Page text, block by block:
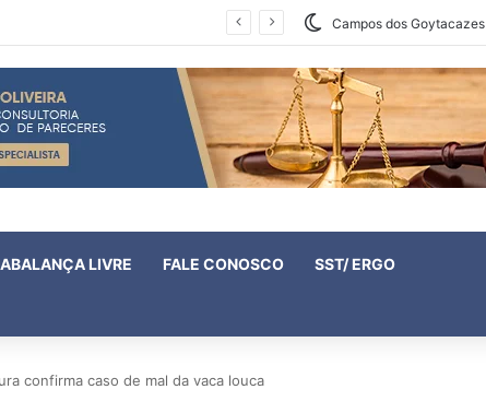
Campos dos Goytacazes
LIVRE FALE CONOSCO SST/ ERGO
confirma caso de mal da vaca louca